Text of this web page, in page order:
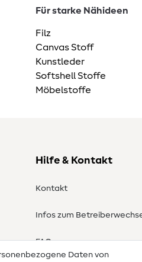
Für starke Nähideen
Filz
Canvas Stoff
Kunstleder
Softshell Stoffe
Möbelstoffe
Hilfe & Kontakt
Kontakt
Infos zum
FAQ
Daten von